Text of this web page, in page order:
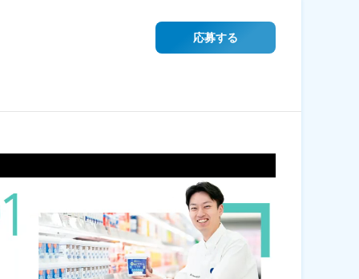
応募する